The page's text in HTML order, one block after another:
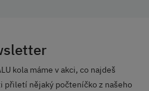
kola máme v akci, co najdeš
přiletí nějaký počteníčko z našeho